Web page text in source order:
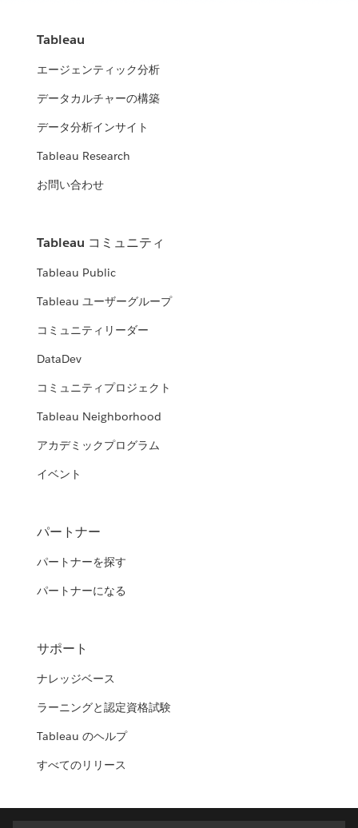
Tableau
エージェンティック分析
データカルチャーの構築
データ分析インサイト
Tableau Research
お問い合わせ
Tableau コミュニティ
Tableau Public
Tableau ユーザーグループ
コミュニティリーダー
DataDev
コミュニティプロジェクト
Tableau Neighborhood
アカデミックプログラム
イベント
パートナー
パートナーを探す
パートナーになる
サポート
ナレッジベース
ラーニングと認定資格試験
Tableau のヘルプ
すべてのリリース